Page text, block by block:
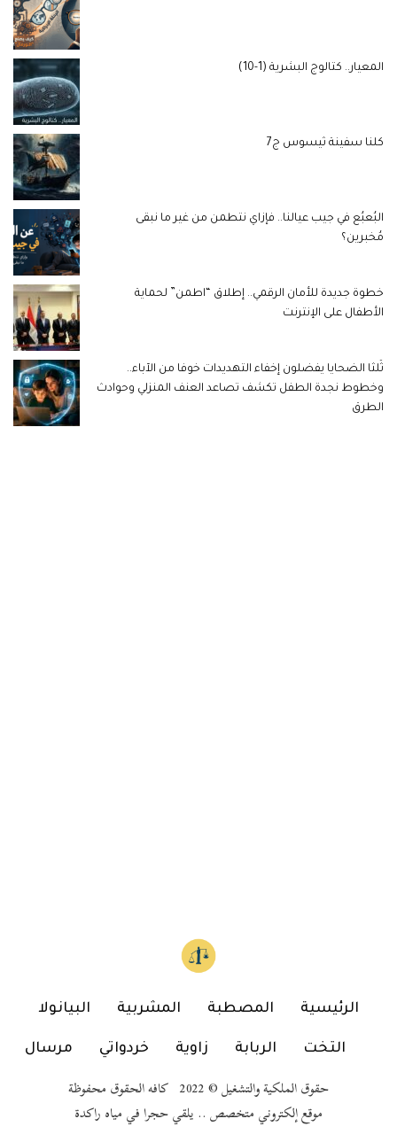
المعيار.. كتالوج البشرية (1-10)
كلنا سفينة ثيسوس ج7
البُعبُع في جيب عيالنا.. فإزاي نتطمن من غير ما نبقى
مُخبرين؟
خطوة جديدة للأمان الرقمي.. إطلاق “اطمن” لحماية
الأطفال على الإنترنت
ثُلثا الضحايا يفضلون إخفاء التهديدات خوفا من الآباء..
وخطوط نجدة الطفل تكشف تصاعد العنف المنزلي وحوادث
الطرق
الرئيسية المصطبة المشربية البيانولا
التخت الربابة زاوية خردواتي مرسال
حقوق الملكية والتشغيل © 2022 كافه الحقوق محفوظة
موقع إلكتروني متخصص .. يلقي حجرا في مياه راكدة